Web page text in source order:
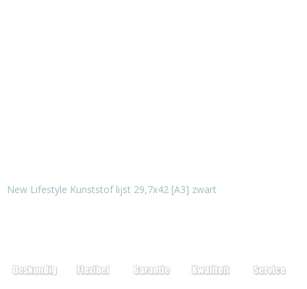
New Lifestyle Kunststof lijst 29,7x42 [A3] zwart